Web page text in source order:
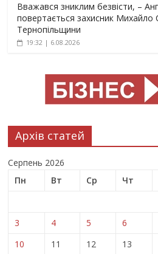
Вважався зниклим безвісти, –
повертається захисник Михайло
Тернопільщини
19:32 | 6.08.2026
Архів статей
Серпень 2026
Пн
Вт Ср Чт
3
4 5 6
10
11 12 13